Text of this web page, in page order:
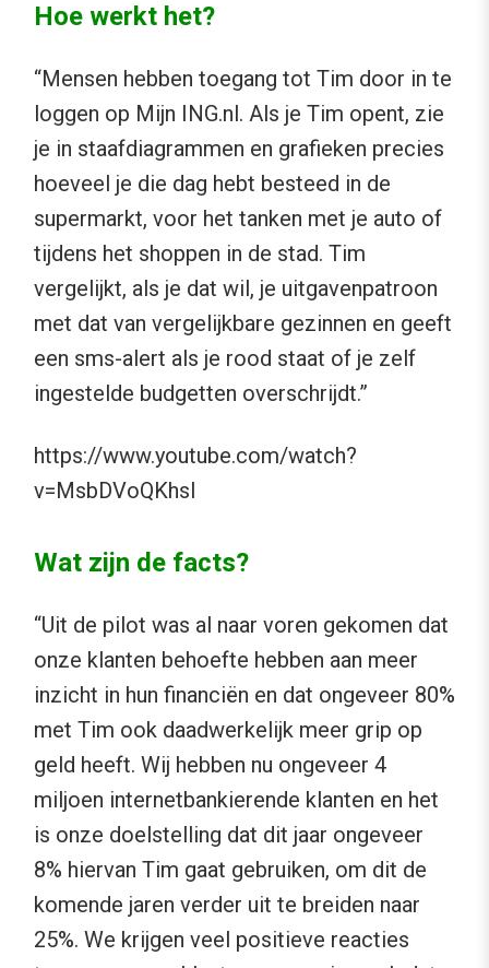
Hoe werkt het?
“Mensen hebben toegang tot Tim door in te
loggen op Mijn ING.nl. Als je Tim opent, zie
je in staafdiagrammen en grafieken precies
hoeveel je die dag hebt besteed in de
supermarkt, voor het tanken met je auto of
tijdens het shoppen in de stad. Tim
vergelijkt, als je dat wil, je uitgavenpatroon
met dat van vergelijkbare gezinnen en geeft
een sms-alert als je rood staat of je zelf
ingestelde budgetten overschrijdt.”
https://www.youtube.com/watch?
v=MsbDVoQKhsI
Wat zijn de facts?
“Uit de pilot was al naar voren gekomen dat
onze klanten behoefte hebben aan meer
inzicht in hun financiën en dat ongeveer 80%
met Tim ook daadwerkelijk meer grip op
geld heeft. Wij hebben nu ongeveer 4
miljoen internetbankierende klanten en het
is onze doelstelling dat dit jaar ongeveer
8% hiervan Tim gaat gebruiken, om dit de
komende jaren verder uit te breiden naar
25%. We krijgen veel positieve reacties